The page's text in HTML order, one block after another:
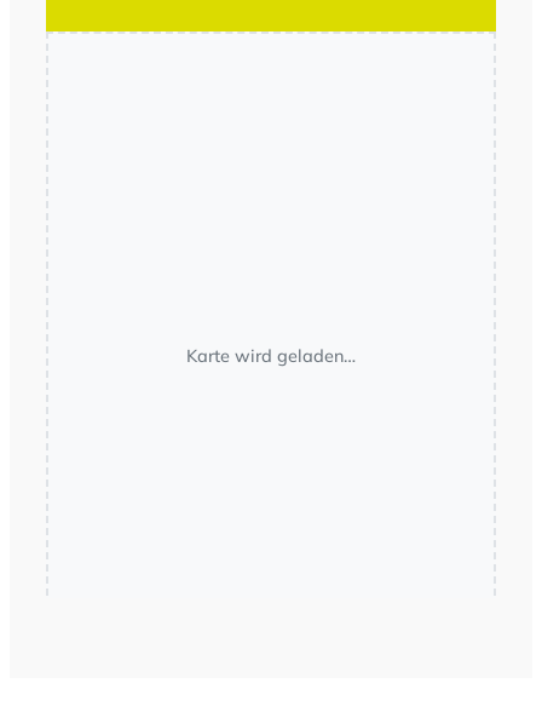
Karte wird geladen…